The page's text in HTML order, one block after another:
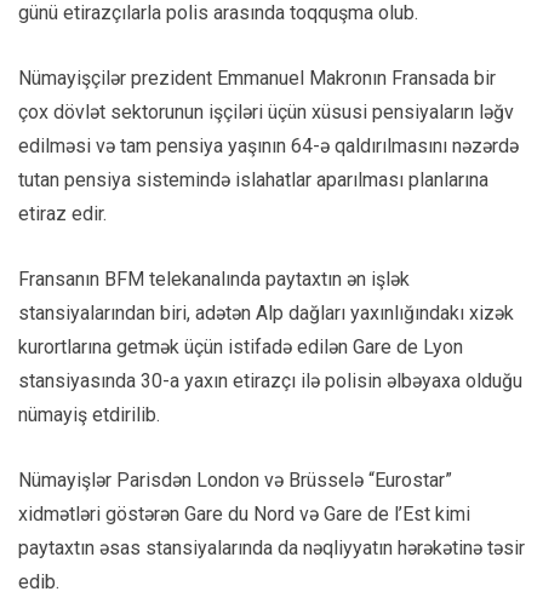
günü etirazçılarla polis arasında toqquşma olub.
Nümayişçilər prezident Emmanuel Makronın Fransada bir
çox dövlət sektorunun işçiləri üçün xüsusi pensiyaların ləğv
edilməsi və tam pensiya yaşının 64-ə qaldırılmasını nəzərdə
tutan pensiya sistemində islahatlar aparılması planlarına
etiraz edir.
Fransanın BFM telekanalında paytaxtın ən işlək
stansiyalarından biri, adətən Alp dağları yaxınlığındakı xizək
kurortlarına getmək üçün istifadə edilən Gare de Lyon
stansiyasında 30-a yaxın etirazçı ilə polisin əlbəyaxa olduğu
nümayiş etdirilib.
Nümayişlər Parisdən London və Brüsselə “Eurostar”
xidmətləri göstərən Gare du Nord və Gare de l’Est kimi
paytaxtın əsas stansiyalarında da nəqliyyatın hərəkətinə təsir
edib.